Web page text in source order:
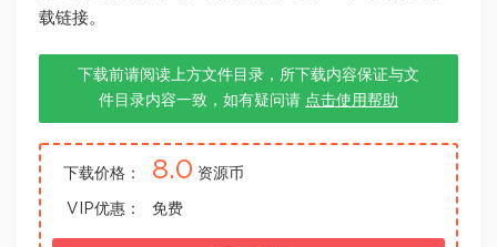
载链接。
下载前请阅读上方文件目录，所下载内容保证与文
件目录内容一致，如有疑问请 点击使用帮助
下载价格： 8.0 资源币
VIP优惠： 免费